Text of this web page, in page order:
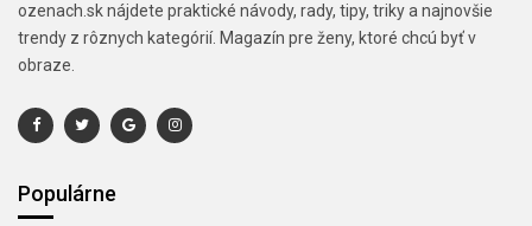
ozenach.sk nájdete praktické návody, rady, tipy, triky a najnovšie
trendy z rôznych kategórií. Magazín pre ženy, ktoré chcú byť v
obraze.
Populárne